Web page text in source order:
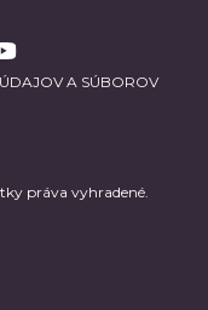
práva vyhradené.
A SÚBOROV